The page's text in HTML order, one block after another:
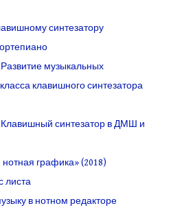
синтезатору
музыкальных
клавишного синтезатора
синтезатор в ДМШ и
графика» (2018)
листа
в нотном редакторе